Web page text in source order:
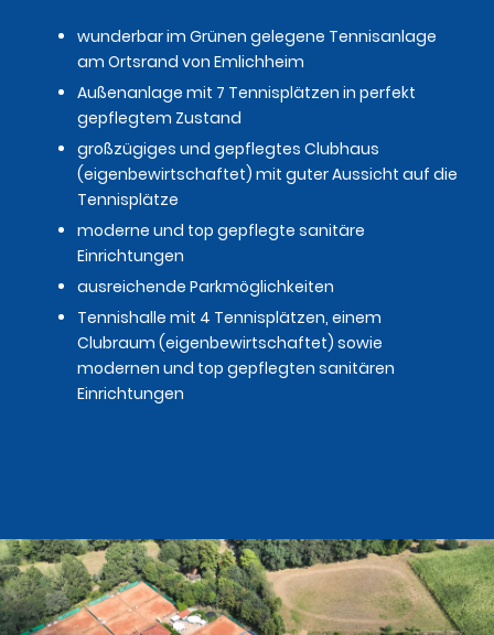
wunderbar im Grünen gelegene Tennisanlage
am Ortsrand von Emlichheim
Außenanlage mit 7 Tennisplätzen in perfekt
gepflegtem Zustand
großzügiges und gepflegtes Clubhaus
(eigenbewirtschaftet) mit guter Aussicht auf die
Tennisplätze
moderne und top gepflegte sanitäre
Einrichtungen
ausreichende Parkmöglichkeiten
Tennishalle mit 4 Tennisplätzen, einem
Clubraum (eigenbewirtschaftet) sowie
modernen und top gepflegten sanitären
Einrichtungen